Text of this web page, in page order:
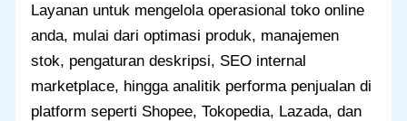
Layanan untuk mengelola operasional toko online
anda, mulai dari optimasi produk, manajemen
stok, pengaturan deskripsi, SEO internal
marketplace, hingga analitik performa penjualan di
platform seperti Shopee, Tokopedia, Lazada, dan